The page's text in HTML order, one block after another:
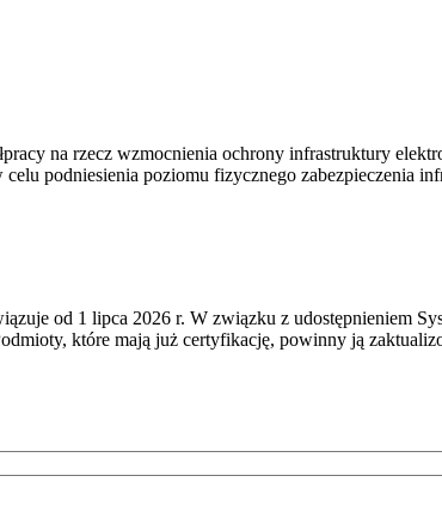
na rzecz wzmocnienia ochrony infrastruktury
podniesienia poziomu fizycznego zabezpieczenia
od 1 lipca 2026 r. W związku z udostępnieniem
które mają już certyfikację, powinny ją